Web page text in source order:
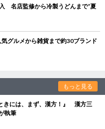
名店監修から冷製うどんまで“夏
グルメから雑貨まで約30ブランド
もっと見る
きには、まず、漢方！』 漢方三
執筆